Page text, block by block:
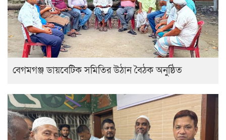
বেগমগঞ্জ ডায়বেটিক সমিতির উঠান বৈঠক অনুষ্ঠিত